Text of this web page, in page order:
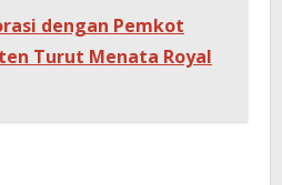
dengan Pemkot
Turut Menata Royal